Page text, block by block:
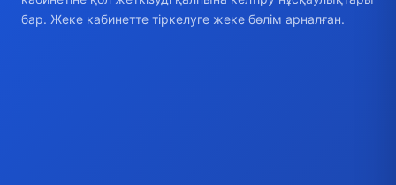
бар. Жеке кабинетте тіркелуге жеке бөлім арналған.